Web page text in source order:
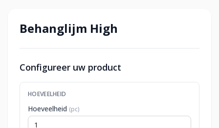
Behanglijm High
Configureer uw product
HOEVEELHEID
Hoeveelheid (pc)